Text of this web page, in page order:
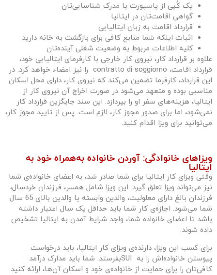
یک کُپی از پاسپورت یا مدرک شناسایی‌تان
گواهی اقامت‌تان در ایتالیا
قرارداد اقامت به زبان ایتالیایی
اثبات اینکه شما منابع کافی برای بازگشت به خانه دارید
کلیه اطلاعات مربوط به وضعیت شغلی آینده‌تان
علاوه بر قرارداد کار، نیروی کار خارجی با کارفرمای ایتالیایی خود،
قرارداد اقامت، contratto di soggiorno را نیز امضاء خواهد کرد. در
این قرارداد، کارفرما تضمین می‌کند که نیروی کار، دارای محل اسکان
مناسبی بوده و متعهد می‌شود در صورت اخراج آن نیروی کار از
ایتالیا، هزینه‌های سفر او را بپردازد. این سند جایگزین قرارداد کار
نمی‌شود، اما برای صدور مجوز کار، لازم است. پس از تایید مجوز کار،
می‌توانید برای ویزا اقدام کنید.
ویزاهای خانوادگی: آوردن خانواده به‌همراه خود به
ایتالیا
وقتی ویزای کار ایتالیا برای شما صادر شد، به اعضای خانواده‌ی شما
نیز می‌تواند ویزا تعلق گیرد. این ویزا شامل همسر، فرزندان خردسال،
فرزندان بالغ دارای معلولیت، والدین وابسته یا والدین بالای 65 سال
شما می‌شود. اجازه‌ی کار شما باید حداقل یک سال اعتبار داشته
باشد تا اعضای خانواده شما، واجد شرایط آمدن به ایتالیا تشخیص
داده شوند.
برای کسب این ویزا، دارنده‌ی ویزای کار ایتالیا، باید درخواست
پیوستن خانواده‌اش را به SUIبفرستد. شما باید مدارک درآمد
کافی‌تان را برای حمایت از خانواده‌ی خود و اسکان آن‌ها، ارائه کنید.